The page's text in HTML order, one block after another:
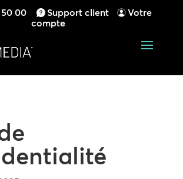
50 00 Support client
Votre
compte